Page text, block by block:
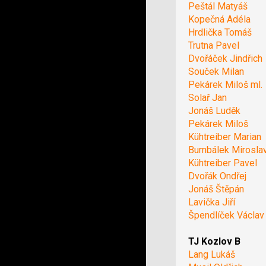
Peštál Matyáš
Kopečná Adéla
Hrdlička Tomáš
Trutna Pavel
Dvořáček Jindřich
Souček Milan
Pekárek Miloš ml.
Solař Jan
Jonáš Luděk
Pekárek Miloš
Kühtreiber Marian
Bumbálek
Kühtreiber Pavel
Dvořák Ondřej
Jonáš Štěpán
Lavička Jiří
Špendlíček Václav
TJ Kozlov B
Lang Lukáš